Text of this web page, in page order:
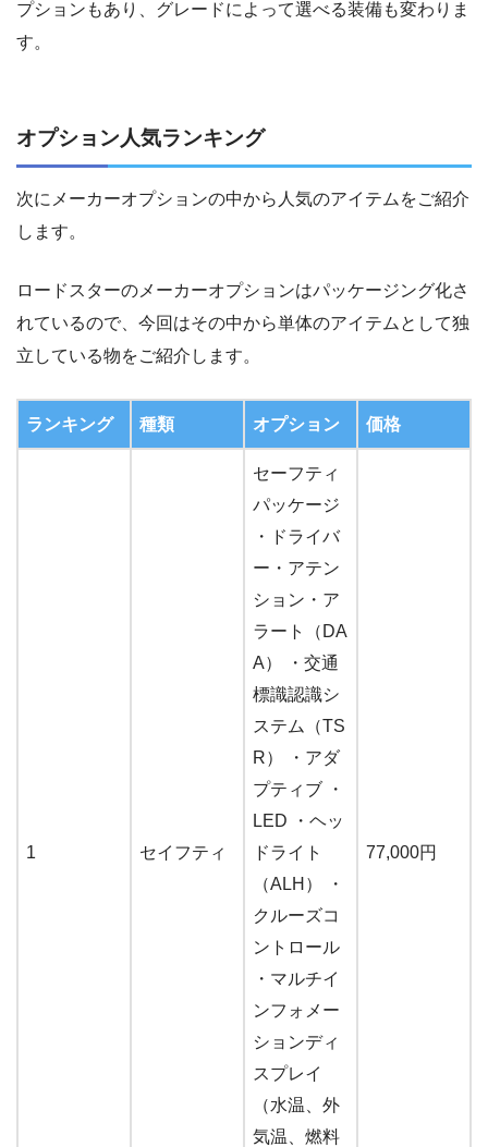
プションもあり、グレードによって選べる装備も変わりま
す。
オプション人気ランキング
次にメーカーオプションの中から人気のアイテムをご紹介
します。
ロードスターのメーカーオプションはパッケージング化さ
れているので、今回はその中から単体のアイテムとして独
立している物をご紹介します。
ランキング 種類 オプション 価格
1 セイフティ
セーフティ
パッケージ
・ドライバ
ー・アテン
ション・ア
ラート（DA
A） ・交通
標識認識シ
ステム（TS
R） ・アダ
プティブ ・
LED ・ヘッ
ドライト
（ALH） ・
クルーズコ
ントロール
・マルチイ
ンフォメー
ションディ
スプレイ
（水温、外
気温、燃料
77,000円